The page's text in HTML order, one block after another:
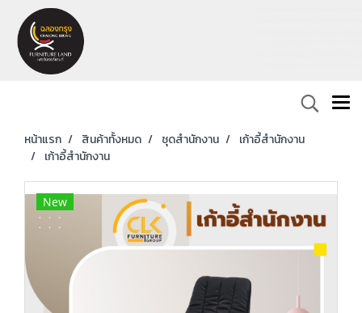
หน้าแรก สินค้าทั้งหมด ชุดสำนักงาน
เก้าอี้สำนักงาน
เก้าอี้สำนักงาน
New